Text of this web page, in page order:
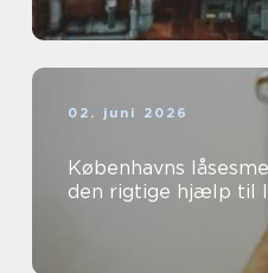
02. juni 2026
Københavns låsesmed sådan vælger
den rigtige hjælp til